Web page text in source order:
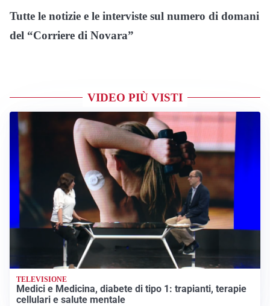
Tutte le notizie e le interviste sul numero di domani
del “Corriere di Novara”
VIDEO PIÙ VISTI
TELEVISIONE
Medici e Medicina, diabete di tipo 1: trapianti, terapie
cellulari e salute mentale